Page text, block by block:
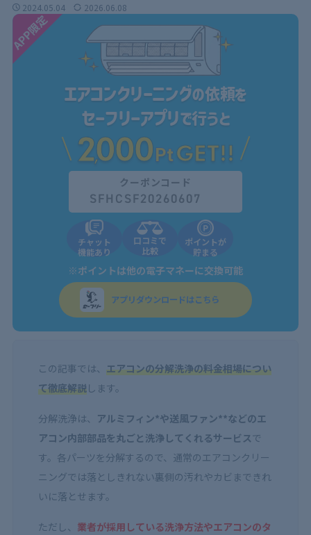
2024.05.04 2026.06.08
エアコンクリーニングの依頼を
セーフリーアプリで行うと
2,000 Pt GET!!
クーポンコード
SFHCSF20260607
チャット
機能あり
口コミで
比較
ポイントが
貯まる
※ポイントは他の電子マネーに交換可能
アプリダウンロードはこちら
この記事では、 エアコンの分解洗浄の料金相場につい
て徹底解説します。
分解洗浄は、 アルミフィン*や送風ファン**などのエ
アコン内部部品を丸ごと洗浄してくれるサービスで
す。各パーツを分解するので、通常のエアコンクリー
ニングでは落としきれない裏側の汚れやカビまできれ
いに落とせます。
ただし、 業者が採用している洗浄方法やエアコンのタ